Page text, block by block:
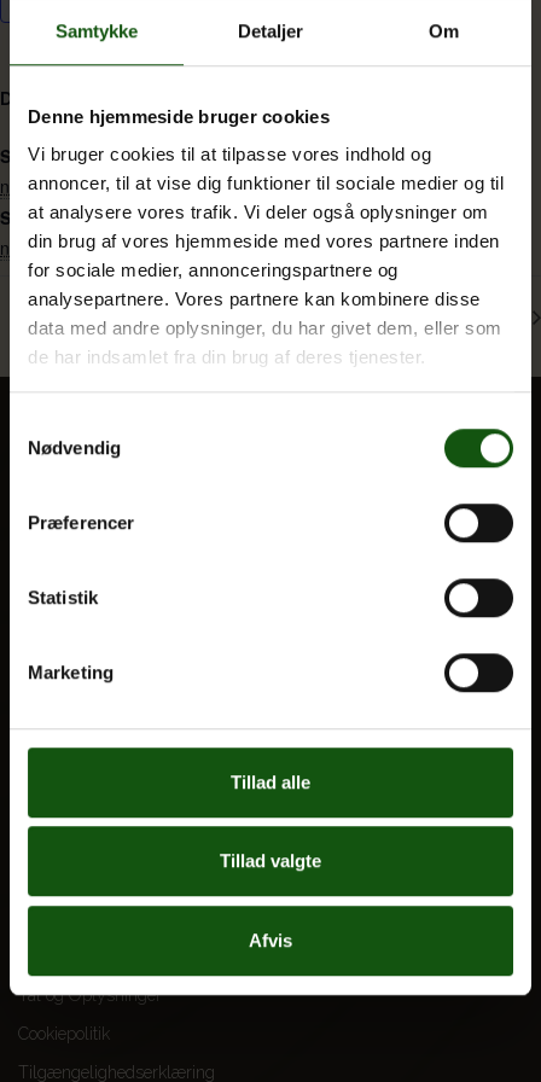
Samtykke Detaljer Om
Denne hjemmeside bruger cookies
Vi bruger cookies til at tilpasse vores indhold og
annoncer, til at vise dig funktioner til sociale medier og til
at analysere vores trafik. Vi deler også oplysninger om
din brug af vores hjemmeside med vores partnere inden
for sociale medier, annonceringspartnere og
analysepartnere. Vores partnere kan kombinere disse
data med andre oplysninger, du har givet dem, eller som
de har indsamlet fra din brug af deres tjenester.
Nødvendig
Præferencer
Statistik
Marketing
Tillad alle
Tillad valgte
Afvis
DETALJER
Start:
november 17, 2025 @ 0:00
Slut:
november 21, 2025 @ 0:00
PP1 (1hf) Bogmesse (1g & 1hf)
BLIV ELEV
Alle fag og valgfag
Tal og Oplysninger
Cookiepolitik
Tilgængelighedserklæring